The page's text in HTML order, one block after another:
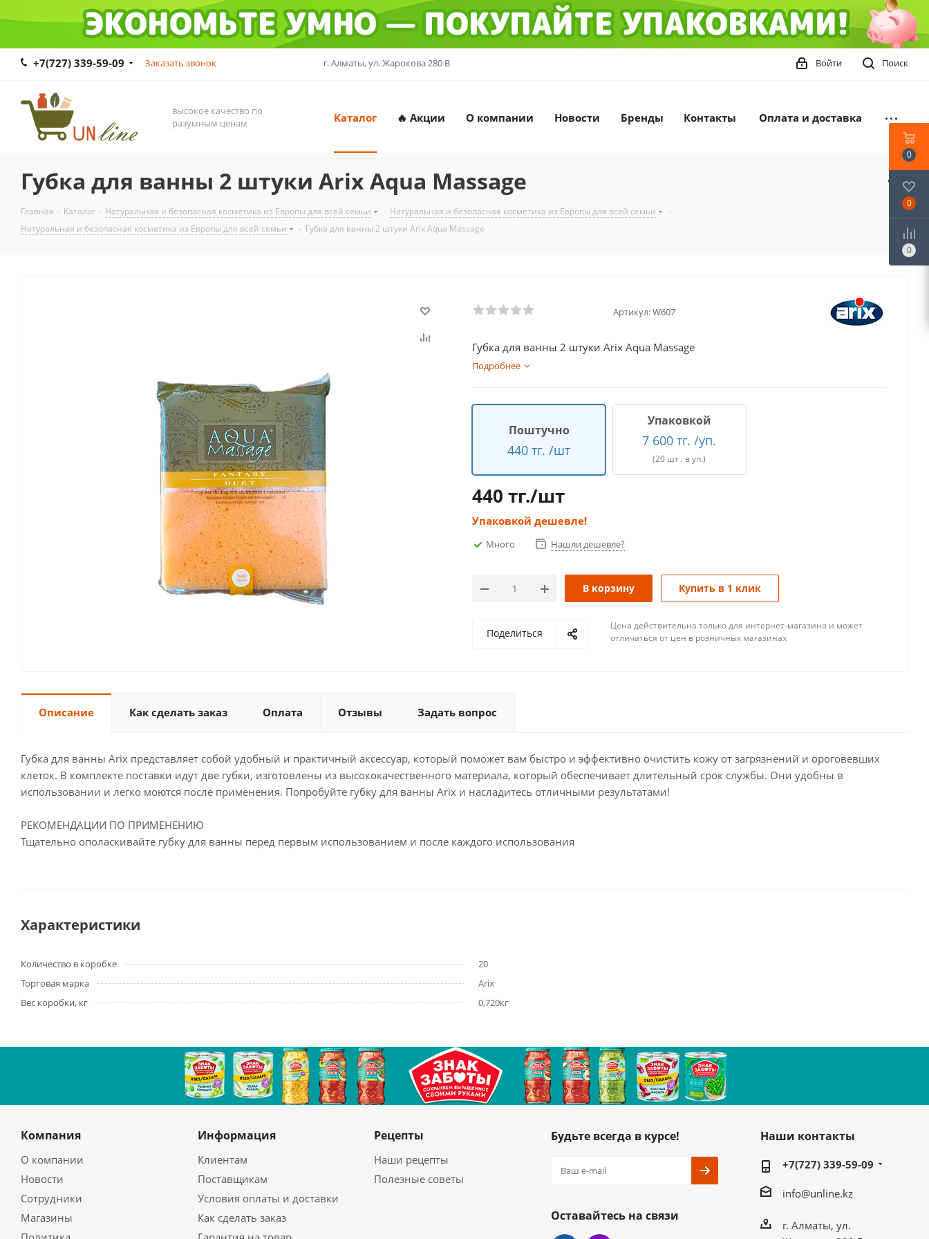
+7(727) 339-59-09 Заказать звонок г. Алматы, ул. Жарокова 280 В Поиск
Войти
высокое качество по
разумным ценам
Каталог 🔥 Акции О компании Новости Бренды Контакты Оплата и доставка
Губка для ванны 2 штуки Arix Aqua Massage
Главная - Каталог - Натуральная и безопасная косметика из Европы для всей семьи - Натуральная и безопасная косметика из Европы для всей семьи
-
Натуральная и безопасная косметика из Европы для всей семьи
- Губка для ванны 2 штуки Arix Aqua Massage
Артикул:W607
Губка для ванны 2 штуки Arix Aqua Massage
Подробнее
Поштучно
440 тг. /шт
Упаковкой
7 600 тг. /уп.
(20 шт . в уп.)
440 тг./шт
Упаковкой дешевле!
Много Нашли дешевле?
В корзину Купить в 1 клик
Поделиться
Цена действительна только для интернет-магазина и может
отличаться от цен в розничных магазинах
Описание Как сделать заказ Оплата Отзывы Задать вопрос
Губка для ванны Arix представляет собой удобный и практичный аксессуар, который поможет вам быстро и эффективно очистить кожу от загрязнений и ороговевших
клеток. В комплекте поставки идут две губки, изготовлены из высококачественного материала, который обеспечивает длительный срок службы. Они удобны в
использовании и легко моются после применения. Попробуйте губку для ванны Arix и насладитесь отличными результатами!
РЕКОМЕНДАЦИИ ПО ПРИМЕНЕНИЮ
Тщательно ополаскивайте губку для ванны перед первым использованием и после каждого использования
Характеристики
Количество в коробке
20
Торговая марка
Arix
Вес коробки, кг
0,720кг
Компания
О компании
Новости
Сотрудники
Магазины
Информация
Клиентам
Поставщикам
Условия оплаты и доставки
Как сделать заказ
Рецепты
Наши рецепты
Полезные советы
Будьте всегда в курсе!
Оставайтесь на связи
Наши контакты
+7(727) 339-59-09
info@unline.kz
г. Алматы, ул.
0
0
0